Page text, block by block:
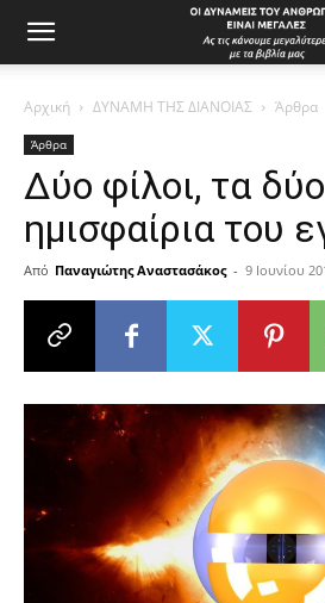
Αρχική ΔΥΝΑΜΗ ΤΗΣ ΔΙΑΝΟΙΑΣ Άρθρα
Άρθρα
Δύο φίλοι, τα δύο
ημισφαίρια του
Από Παναγιώτης Αναστασάκος - 9 Ιουνίου